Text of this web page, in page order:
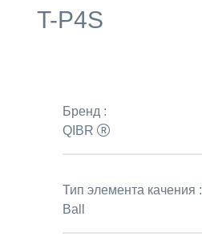
T-P4S
Бренд :
QIBR
Тип элемента качения :
Ball